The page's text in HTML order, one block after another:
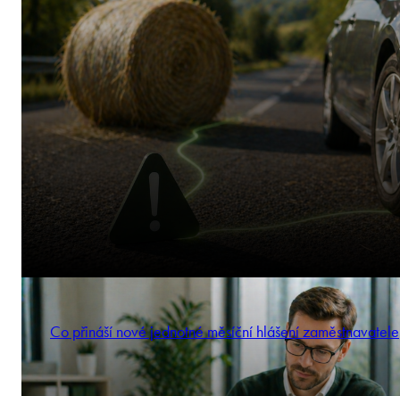
Co přináší nové jednotné měsíční hlášení zaměstnavatele